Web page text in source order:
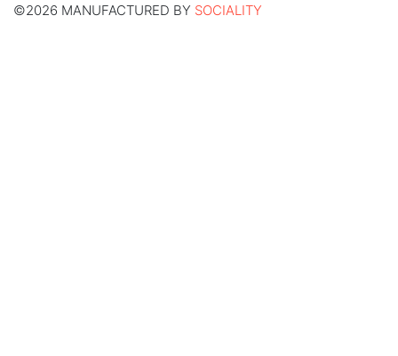
©2026 MANUFACTURED BY SOCIALITY